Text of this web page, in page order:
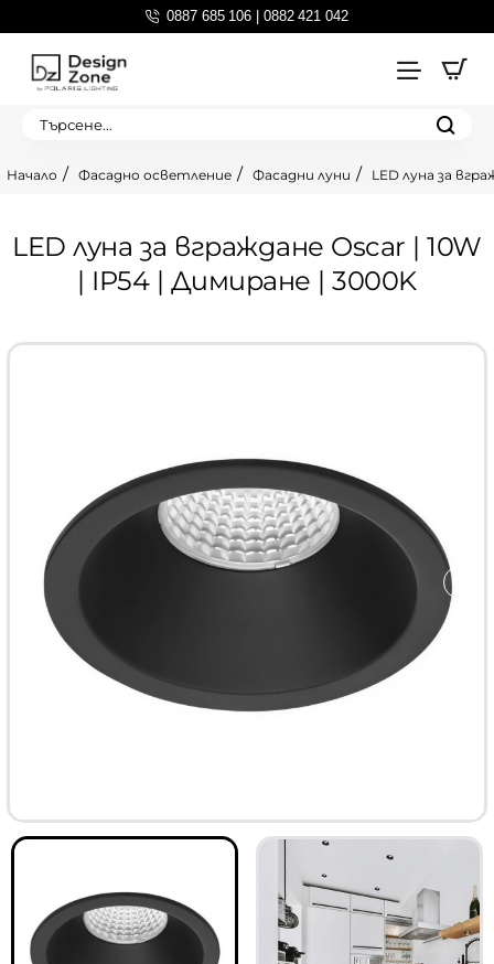
0887 685 106 | 0882 421 042
Търсене...
LED луна за вграждане Oscar | 10W
| IP54 | Димиране | 3000K
Фасадно осветление Фасадни луни LED луна за
ТОП -33%